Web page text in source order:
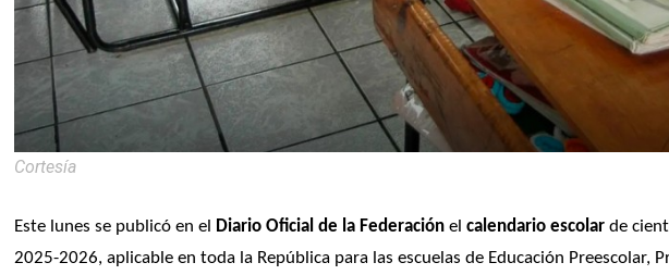
Cortesía
Este lunes se publicó en el Diario Oficial de la Federación el calendario escolar de
2025-2026, aplicable en toda la República para las escuelas de Educación Preescolar,